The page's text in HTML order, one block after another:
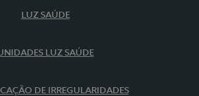
LUZ SAÚDE
LUZ SAÚDE
DE IRREGULARIDADES